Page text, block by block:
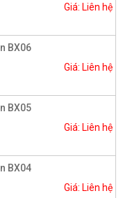
Giá: Liên hệ
BX06
Giá: Liên hệ
BX05
Giá: Liên hệ
BX04
Giá: Liên hệ